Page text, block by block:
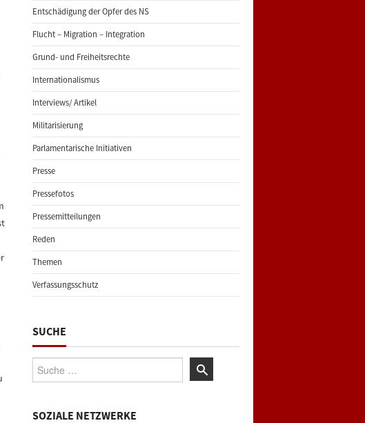
Entschädigung der Opfer des NS
Flucht – Migration – Integration
Grund- und Freiheitsrechte
Internationalismus
Interviews/ Artikel
Militarisierung
Parlamentarische Initiativen
Presse
Pressefotos
Pressemitteilungen
Reden
Themen
Verfassungsschutz
SUCHE
Suche:
SOZIALE NETZWERKE